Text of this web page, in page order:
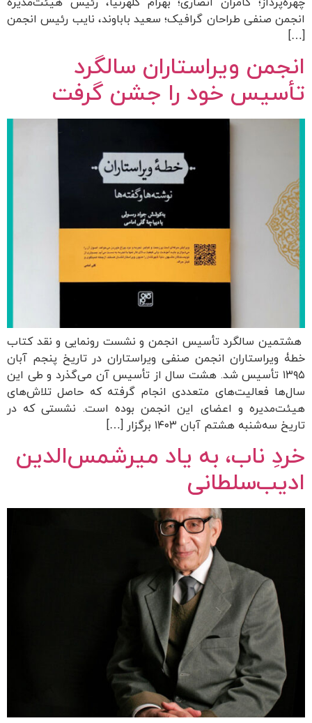
انجمن صنفی طراحان گرافیک؛ سعید باباوند، نایب رئیس انجمن
[…]
انجمن ویراستاران سالگرد
تأسیس خود را جشن گرفت
هشتمین سالگرد تأسیس انجمن و نشست رونمایی و نقد کتاب
خطۀ ویراستاران انجمن صنفی ویراستاران در تاریخ پنجم آبان
۱۳۹۵ تأسیس شد. هشت سال از تأسیس آن می‌گذرد و طی این
سال‌ها فعالیت‌های متعددی انجام گرفته که حاصل تلاش‌های
هیئت‌مدیره و اعضای این انجمن بوده است. نشستی که در
تاریخ سه‌شنبه هشتم آبان ۱۴۰۳ برگزار […]
خردِ ناب، به یاد میرشمس‌الدین
ادیب‌سلطانی